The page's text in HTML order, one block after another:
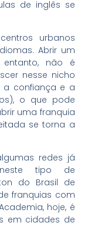
de inglês se
urbanos
Abrir um
entanto, não é
nesse nicho
a confiança e a
o que pode
uma franquia
se torna a
redes já
neste tipo de
do Brasil de
franquias com
hoje, é
em cidades de